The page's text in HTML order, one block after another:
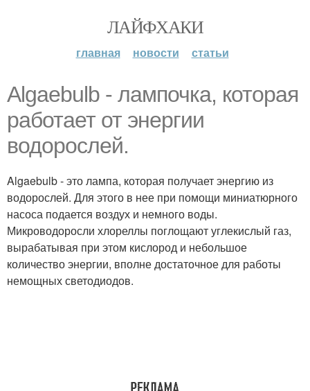
ЛАЙФХАКИ
главная новости статьи
Algaebulb - лампочка, которая
работает от энергии
водорослей.
Algaebulb - это лампа, которая получает энергию из
водорослей. Для этого в нее при помощи миниатюрного
насоса подается воздух и немного воды.
Микроводоросли хлореллы поглощают углекислый газ,
вырабатывая при этом кислород и небольшое
количество энергии, вполне достаточное для работы
немощных светодиодов.